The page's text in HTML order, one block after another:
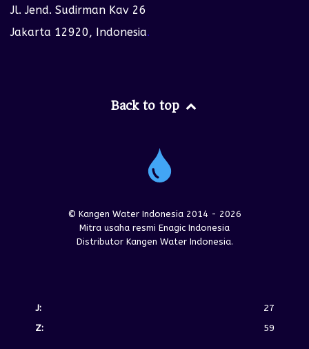
Jl. Jend. Sudirman Kav 26
Jakarta 12920, Indonesia.
Back to top
© Kangen Water Indonesia 2014 - 2026
Mitra usaha resmi Enagic Indonesia
Distributor Kangen Water Indonesia.
J:
27
Z:
59